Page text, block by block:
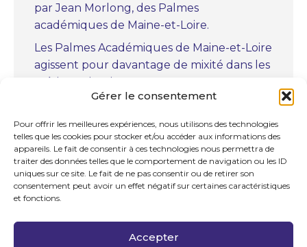
Gérer le consentement
Pour offrir les meilleures expériences, nous utilisons des technologies
telles que les cookies pour stocker et/ou accéder aux informations des
appareils. Le fait de consentir à ces technologies nous permettra de
traiter des données telles que le comportement de navigation ou les ID
uniques sur ce site. Le fait de ne pas consentir ou de retirer son
consentement peut avoir un effet négatif sur certaines caractéristiques
et fonctions.
Accepter
par Jean Morlong, des Palmes
académiques de Maine-et-Loire.
Les Palmes Académiques de Maine-et-Loire
agissent pour davantage de mixité dans les
métiers scientifiques.
Marc Bourcerie, des Palmes académiques
de Maine-et-Loire.
La chapelle royale Notre-Dame-des-
Ardilliers à Saumur par Jean Soumagne
des Palmes académiques de Maine-et-
Cérémonie des Palmes académiques de